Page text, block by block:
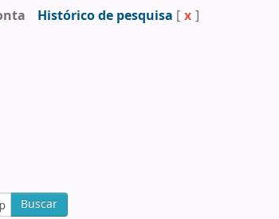
Histórico de pesquisa [ x ]
Buscar